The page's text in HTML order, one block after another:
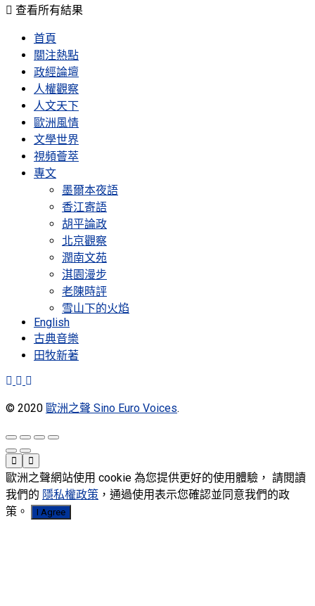
查看所有結果
首頁
關注熱點
政經論壇
人權觀察
人文天下
歐洲風情
文學世界
視頻薈萃
專文
墨爾本夜語
香江寄語
胡平論政
北京觀察
潤南文苑
淇園漫步
老陳時評
雪山下的火焰
English
古典音樂
田牧新著
© 2020 歐洲之聲 Sino Euro Voices.
歐洲之聲網站使用 cookie 為您提供更好的使用體驗， 請閱讀
我們的 隱私權政策 ，通過使用表示您確認並同意我們的政
策。
I Agree